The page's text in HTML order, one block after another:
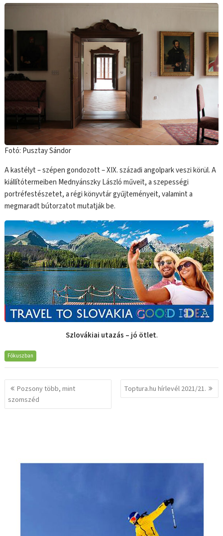
Fotó: Pusztay Sándor
A kastélyt – szépen gondozott – XIX. századi angolpark veszi körül. A
kiállítótermeiben Mednyánszky László műveit, a szepességi
portréfestészetet, a régi könyvtár gyűjteményeit, valamint a
megmaradt bútorzatot mutatják be.
Szlovákiai utazás – jó ötlet.
Fókuszban
Bejegyzés
navigáció
Pozsony több, mint
szomszéd
Toptura.hu hírlevél 2021/21.